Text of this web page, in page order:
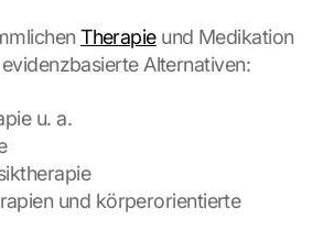
Therapie und Medikation
Alternativen:
u. a.
und körperorientierte